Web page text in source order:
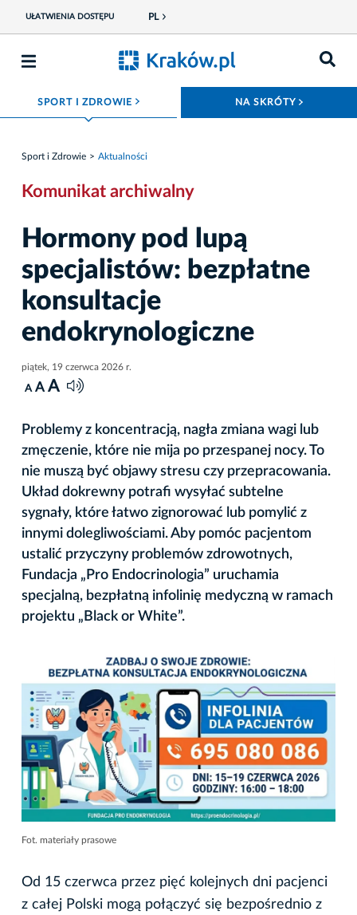
UŁATWIENIA DOSTĘPU PL
SPORT I ZDROWIE ROZWIŃ MENU NA SKRÓTY
Sport i Zdrowie Aktualności
Komunikat archiwalny
Hormony pod lupą
specjalistów: bezpłatne
konsultacje
endokrynologiczne
piątek, 19 czerwca 2026 r.
A A A
Problemy z koncentracją, nagła zmiana wagi lub
zmęczenie, które nie mija po przespanej nocy. To
nie muszą być objawy stresu czy przepracowania.
Układ dokrewny potrafi wysyłać subtelne
sygnały, które łatwo zignorować lub pomylić z
innymi dolegliwościami. Aby pomóc pacjentom
ustalić przyczyny problemów zdrowotnych,
Fundacja „Pro Endocrinologia” uruchamia
specjalną, bezpłatną infolinię medyczną w ramach
projektu „Black or White”.
Fot. materiały prasowe
Od 15 czerwca przez pięć kolejnych dni pacjenci
z całej Polski mogą połączyć się bezpośrednio z